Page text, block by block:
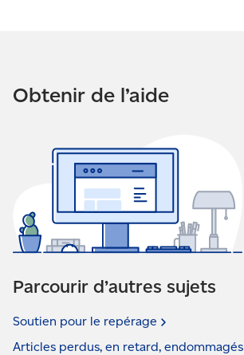
Obtenir de l’aide
Parcourir d’autres sujets
Soutien pour le repérage
Articles perdus, en retard, endommagés